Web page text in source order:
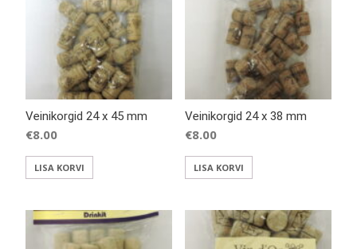
Veinikorgid 24 x 45 mm
€8.00
LISA KORVI
Veinikorgid 24 x 38 mm
€8.00
LISA KORVI